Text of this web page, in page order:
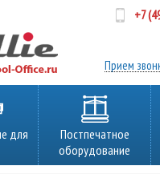
+7
Прием
для
Постпечатное
оборудование